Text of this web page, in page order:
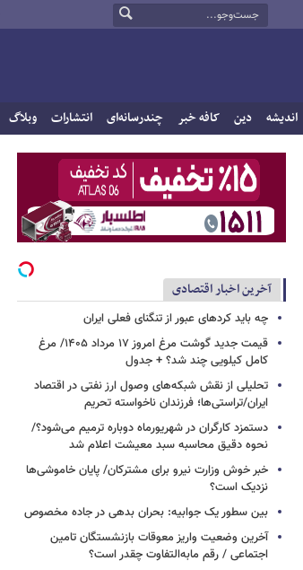
اندیشه دین کافه خبر چندرسانه‌ای انتشارات وبلاگ
آخرین اخبار اقتصادی
چه باید کردهای عبور از تنگنای فعلی ایران
قیمت جدید گوشت مرغ امروز ۱۷ مرداد ۱۴۰۵/ مرغ
کامل کیلویی چند شد؟ + جدول
تحلیلی از نقش شبکه‌های وصول ارز نفتی در اقتصاد
ایران/تراستی‌ها؛ فرزندان ناخواسته تحریم
دستمزد کارگران در شهریورماه دوباره ترمیم می‌شود؟/
نحوه دقیق محاسبه سبد معیشت اعلام شد
خبر خوش وزارت نیرو برای مشترکان/ پایان خاموشی‌ها
نزدیک است؟
بین سطور یک جوابیه: بحران بدهی در جاده مخصوص
آخرین وضعیت واریز معوقات بازنشستگان تامین
اجتماعی / رقم مابه‌التفاوت چقدر است؟